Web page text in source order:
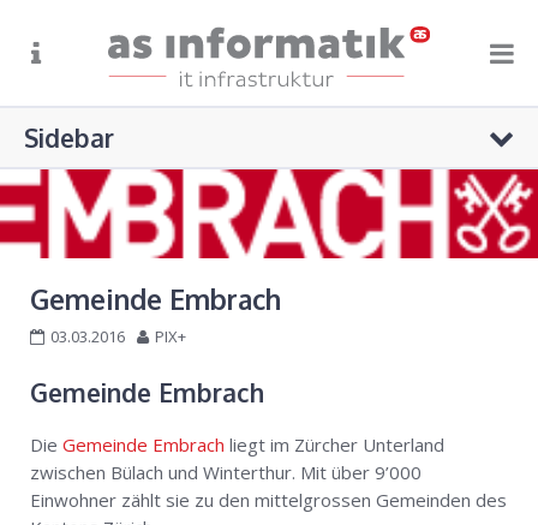
+41 71 622 55 66
info@as-info.ch
Oberfeldstrasse 9, Weinfelden
STARTSEITE
ÜBER UNS
ANGEBOT
REFERENZEN
SUPPORT
KONTAKT
Sidebar
Keine Kategorien
Gemeinde Embrach
03.03.2016 PIX+
Gemeinde Embrach
Die Gemeinde Embrach liegt im Zürcher Unterland
zwischen Bülach und Winterthur. Mit über 9’000
Einwohner zählt sie zu den mittelgrossen Gemeinden des